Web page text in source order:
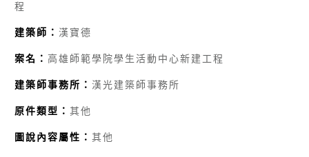
程
建築師： 漢寶德
案名： 高雄師範學院學生活動中心新建工程
建築師事務所： 漢光建築師事務所
原件類型： 其他
圖說內容屬性： 其他